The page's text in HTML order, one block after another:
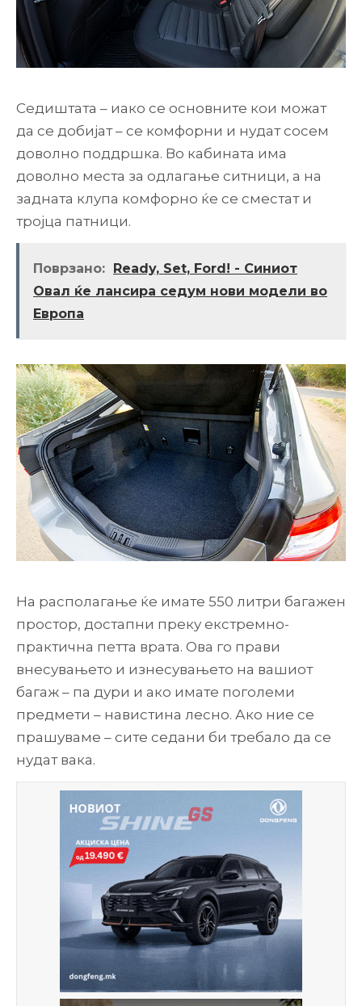
Седиштата – иако се основните кои можат
да се добијат – се комфорни и нудат сосем
доволно поддршка. Во кабината има
доволно места за одлагање ситници, а на
задната клупа комфорно ќе се сместат и
тројца патници.
Поврзано:
Ready, Set, Ford! - Синиот
Овал ќе лансира седум нови модели во
Европа
На располагање ќе имате 550 литри багажен
простор, достапни преку екстремно-
практична петта врата. Ова го прави
внесувањето и изнесувањето на вашиот
багаж – па дури и ако имате поголеми
предмети – навистина лесно. Ако ние се
прашуваме – сите седани би требало да се
нудат вака.